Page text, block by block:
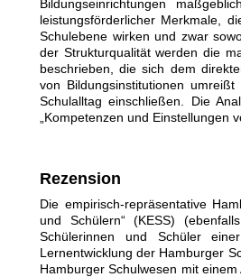
Bildungseinrichtungen
leistungsförderlicher Merkmale,
Schulebene wirken und zwar
der Strukturqualität werden die
beschrieben, die sich dem
von Bildungsinstitutionen
Schulalltag einschließen. Die
„Kompetenzen und Einstellungen
Rezension
Die empirisch-repräsentative
und Schülern“ (KESS)
Schülerinnen und Schüler
Lernentwicklung der Hamburger
Hamburger Schulwesen mit